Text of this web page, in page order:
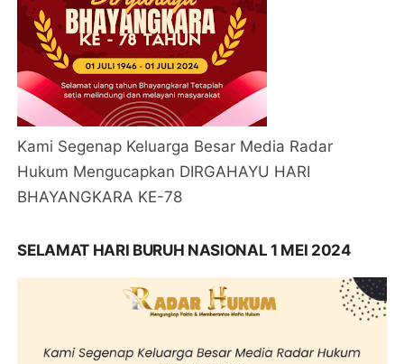
Kami Segenap Keluarga Besar Media Radar
Hukum Mengucapkan DIRGAHAYU HARI
BHAYANGKARA KE-78
SELAMAT HARI BURUH NASIONAL 1 MEI 2024